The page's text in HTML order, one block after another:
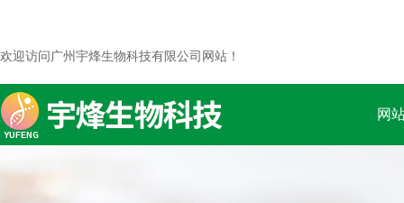
欢迎访问广州宇烽生物科技有限公司网站！
网